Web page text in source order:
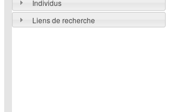
Individus
Liens de recherche